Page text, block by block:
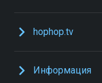
hophop.tv
Информация